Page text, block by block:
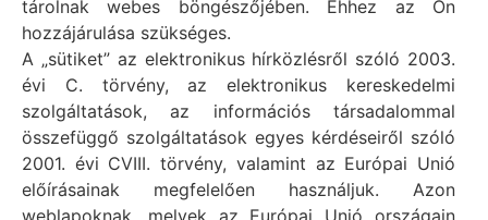
Cím: H-2473 Vál, Vajda János utca 2.
Telefon: +36 (22) 353-411
E-mail: polgarmester@val.hu
Elérhetőségek
+36 (22) 353-411
tárolnak webes böngészőjében. Ehhez az Ön
hozzájárulása szükséges.
A „sütiket” az elektronikus hírközlésről szóló 2003.
évi C. törvény, az elektronikus kereskedelmi
szolgáltatások, az információs társadalommal
összefüggő szolgáltatások egyes kérdéseiről szóló
2001. évi CVIII. törvény, valamint az Európai Unió
előírásainak megfelelően használjuk. Azon
weblapoknak, melyek az Európai Unió országain